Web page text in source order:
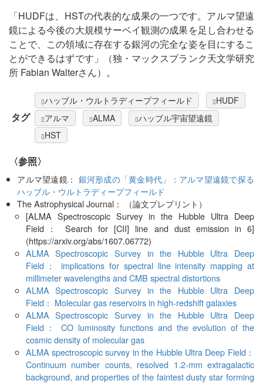
「HUDFは、HSTの代表的な成果の一つです。アルマ望遠
鏡による今後の大規模サーベイ観測の成果を足し合わせる
ことで、この領域に存在する銀河の完全な姿を目にするこ
とができるはずです」（独・マックスプランク天文学研究
所 Fabian Walterさん）。
タグ
ハッブル・ウルトラディープフィールド
HUDF
アルマ
ALMA
ハッブル宇宙望遠鏡
HST
〈参照〉
アルマ望遠鏡： 銀河形成の「黄金時代」：アルマ望遠鏡で探る
ハッブル・ウルトラディープフィールド
The Astrophysical Journal： （論文プレプリント）
[ALMA Spectroscopic Survey in the Hubble Ultra Deep
Field： Search for [CII] line and dust emission in 6]
(https://arxiv.org/abs/1607.06772)
ALMA Spectroscopic Survey in the Hubble Ultra Deep
Field： implications for spectral line intensity mapping at
millimeter wavelengths and CMB spectral distortions
ALMA Spectroscopic Survey in the Hubble Ultra Deep
Field： Molecular gas reservoirs in high-redshift galaxies
ALMA Spectroscopic Survey in the Hubble Ultra Deep
Field： CO luminosity functions and the evolution of the
cosmic density of molecular gas
ALMA spectroscopic survey in the Hubble Ultra Deep Field：
Continuum number counts, resolved 1.2-mm extragalactic
background, and properties of the faintest dusty star forming